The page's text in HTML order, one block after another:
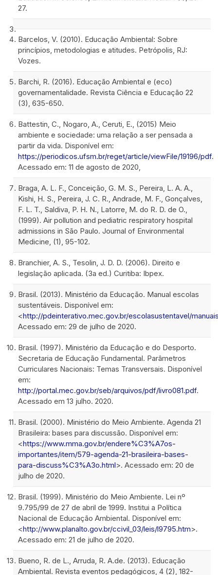
27.
Barcelos, V. (2010). Educação Ambiental: Sobre
princípios, metodologias e atitudes. Petrópolis, RJ:
Vozes.
Barchi, R. (2016). Educação Ambiental e (eco)
governamentalidade. Revista Ciência e Educação 22
(3), 635-650.
Battestin, C., Nogaro, A., Ceruti, E., (2015) Meio
ambiente e sociedade: uma relação a ser pensada a
partir da vida. Disponível em:
https://periodicos.ufsm.br/reget/article/viewFile/19196/pdf.
Acessado em: 11 de agosto de 2020,
Braga, A. L. F., Conceição, G. M. S., Pereira, L. A. A.,
Kishi, H. S., Pereira, J. C. R., Andrade, M. F., Gonçalves,
F. L. T., Saldiva, P. H. N., Latorre, M. do R. D. de O.,
(1999). Air pollution and pediatric respiratory hospital
admissions in São Paulo. Journal of Environmental
Medicine, (1), 95-102.
Branchier, A. S., Tesolin, J. D. D. (2006). Direito e
legislação aplicada. (3a ed.) Curitiba: Ibpex.
Brasil. (2013). Ministério da Educação. Manual escolas
sustentáveis. Disponível em:
<http://pdeinterativo.mec.gov.br/escolasustentavel/
Acessado em: 29 de julho de 2020.
Brasil. (1997). Ministério da Educação e do Desporto.
Secretaria de Educação Fundamental. Parâmetros
Curriculares Nacionais: Temas Transversais. Disponível
em:
http://portal.mec.gov.br/seb/arquivos/pdf/livro081.pdf.
Acessado em 13 julho. 2020.
Brasil. (2000). Ministério do Meio Ambiente. Agenda 21
Brasileira: bases para discussão. Disponível em:
<https://www.mma.gov.br/endere%C3%A7os-
importantes/item/579-agenda-21-brasileira-bases-
para-discuss%C3%A3o.html>. Acessado em: 20 de
julho de 2020.
Brasil. (1999). Ministério do Meio Ambiente. Lei nº
9.795/99 de 27 de abril de 1999. Institui a Política
Nacional de Educação Ambiental. Disponível em:
<http://www.planalto.gov.br/ccivil_03/leis/l9795.htm>.
Acessado em: 21 de julho de 2020.
Bueno, R. de L., Arruda, R. A.de. (2013). Educação
Ambiental. Revista eventos pedagógicos, 4 (2), 182-